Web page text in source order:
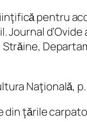
pentru
Journal
Naţionalǎ,
din ţǎrile